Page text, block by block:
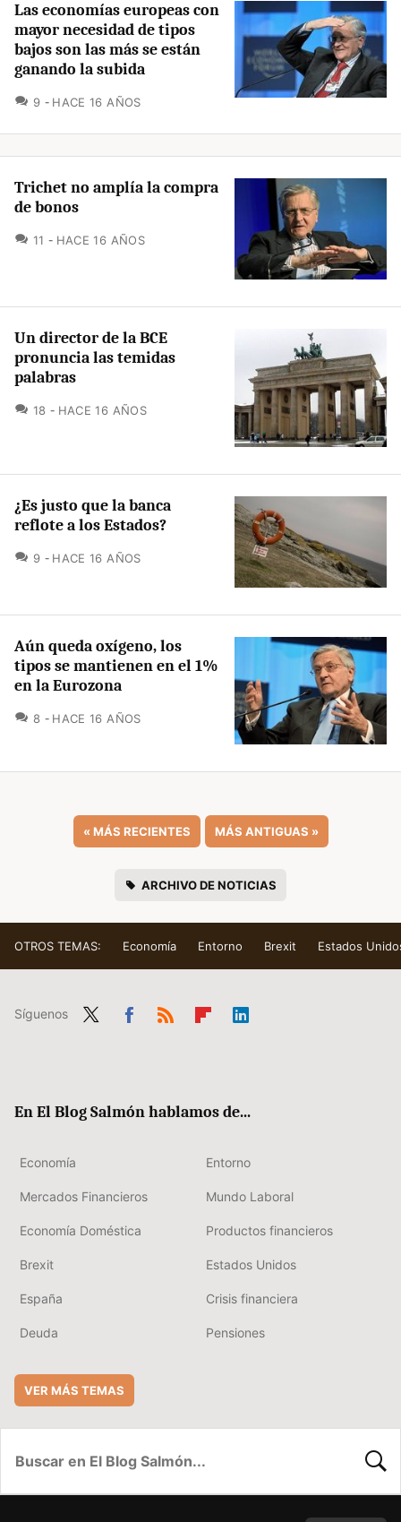
Las economías europeas con
mayor necesidad de tipos
bajos son las más se están
ganando la subida
9 COMENTARIOS
HACE 16 AÑOS
Trichet no amplía la compra
de bonos
11 COMENTARIOS
HACE 16 AÑOS
Un director de la BCE
pronuncia las temidas
palabras
18 COMENTARIOS
HACE 16 AÑOS
¿Es justo que la banca
reflote a los Estados?
9 COMENTARIOS
HACE 16 AÑOS
Aún queda oxígeno, los
tipos se mantienen en el 1%
en la Eurozona
8 COMENTARIOS
HACE 16 AÑOS
«MÁS RECIENTES MÁS ANTIGUAS »
ARCHIVO DE NOTICIAS
OTROS TEMAS: Economía Entorno Brexit Estados
Síguenos
En El Blog Salmón hablamos de...
Economía Entorno
Mercados Financieros Mundo Laboral
Economía Doméstica Productos financieros
Brexit Estados Unidos
España Crisis financiera
Deuda Pensiones
VER MÁS TEMAS